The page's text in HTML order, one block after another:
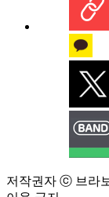
저작권자 ⓒ 브라